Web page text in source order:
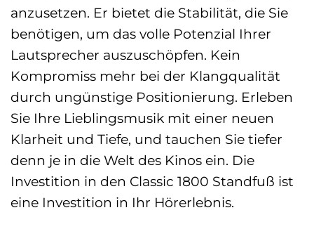
anzusetzen. Er bietet die Stabilität, die Sie
benötigen, um das volle Potenzial Ihrer
Lautsprecher auszuschöpfen. Kein
Kompromiss mehr bei der Klangqualität
durch ungünstige Positionierung. Erleben
Sie Ihre Lieblingsmusik mit einer neuen
Klarheit und Tiefe, und tauchen Sie tiefer
denn je in die Welt des Kinos ein. Die
Investition in den Classic 1800 Standfuß ist
eine Investition in Ihr Hörerlebnis.